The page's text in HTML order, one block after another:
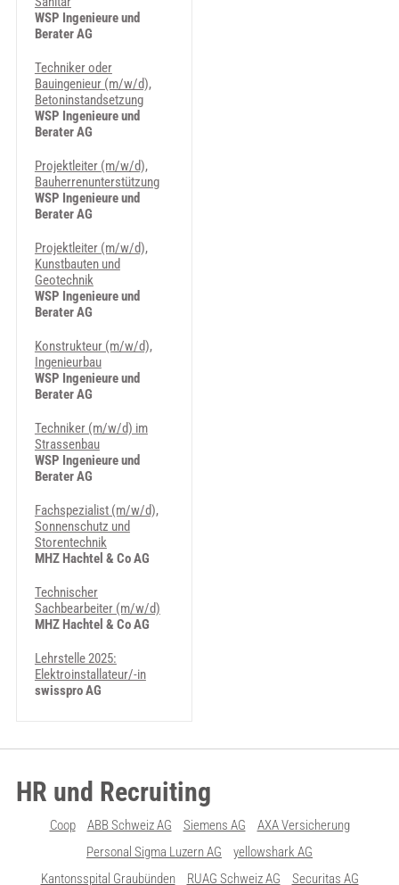
WSP Ingenieure und
Berater AG
Techniker oder
Bauingenieur (m/w/d),
Betoninstandsetzung
WSP Ingenieure und
Berater AG
Projektleiter (m/w/d),
Bauherrenunterstützung
WSP Ingenieure und
Berater AG
Projektleiter (m/w/d),
Kunstbauten und
Geotechnik
WSP Ingenieure und
Berater AG
Konstrukteur (m/w/d),
Ingenieurbau
WSP Ingenieure und
Berater AG
Techniker (m/w/d) im
Strassenbau
WSP Ingenieure und
Berater AG
Fachspezialist (m/w/d),
Sonnenschutz und
Storentechnik
MHZ Hachtel & Co AG
Technischer
Sachbearbeiter (m/w/d)
MHZ Hachtel & Co AG
Lehrstelle 2025:
Elektroinstallateur/-in
swisspro AG
HR und Recruiting
Coop ABB Schweiz AG Siemens AG
AXA Versicherung
Personal Sigma Luzern AG
yellowshark AG
Kantonsspital Graubünden
RUAG Schweiz AG Securitas AG